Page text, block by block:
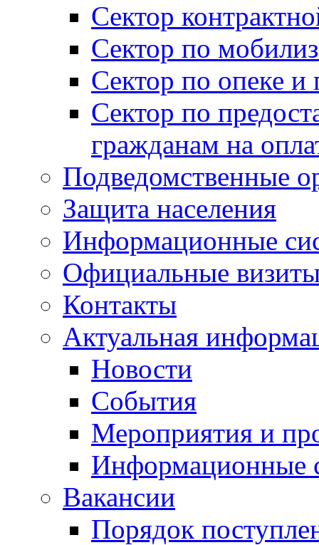
Сектор
Сектор по
Сектор по опеке и
Сектор по
гражданам на
Подведомственные
Защита населения
Информационные
Официальные
Контакты
Актуальная
Новости
События
Мероприятия и
Информационные
Вакансии
Порядок